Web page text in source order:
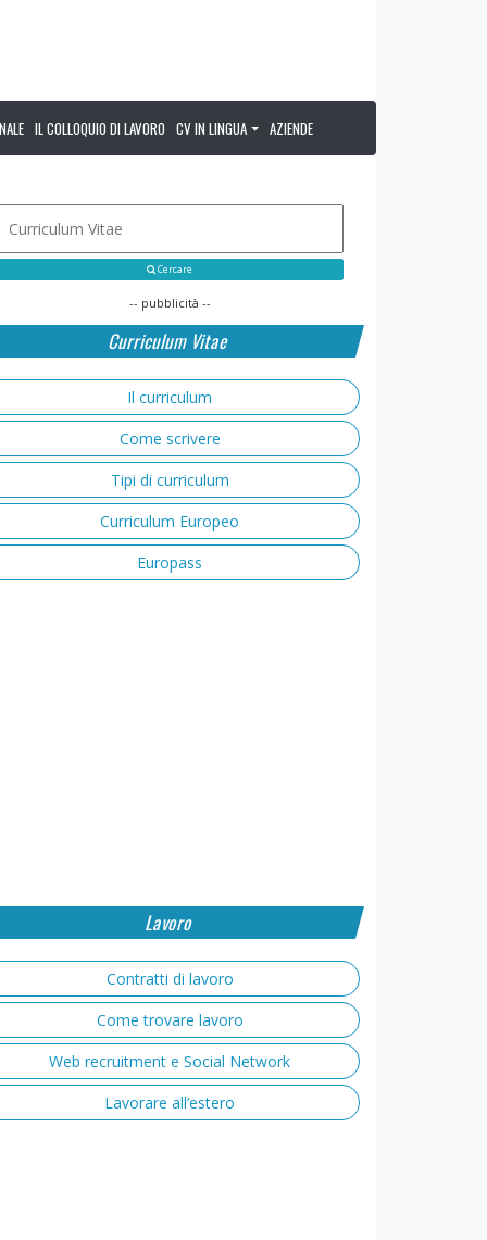
IL COLLOQUIO DI LAVORO CV IN LINGUA AZIENDE
Cercare
-- pubblicità --
Curriculum Vitae
Il curriculum
Come scrivere
Tipi di curriculum
Curriculum Europeo
Europass
Lavoro
Contratti di lavoro
Come trovare lavoro
Web recruitment e Social Network
Lavorare all’estero